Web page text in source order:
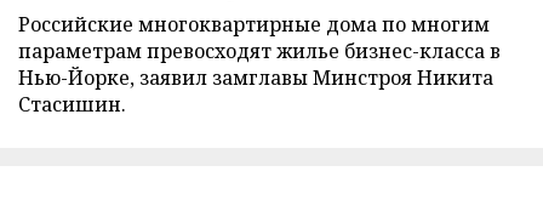
Российские многоквартирные дома по многим
параметрам превосходят жилье бизнес-класса в
Нью-Йорке, заявил замглавы Минстроя Никита
Стасишин.